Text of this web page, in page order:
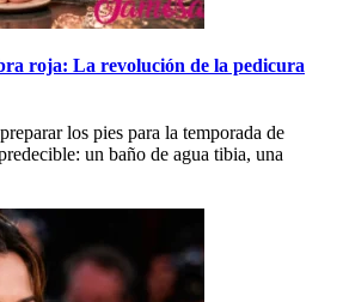
roja: La revolución de la pedicura
los pies para la temporada de
un baño de agua tibia, una